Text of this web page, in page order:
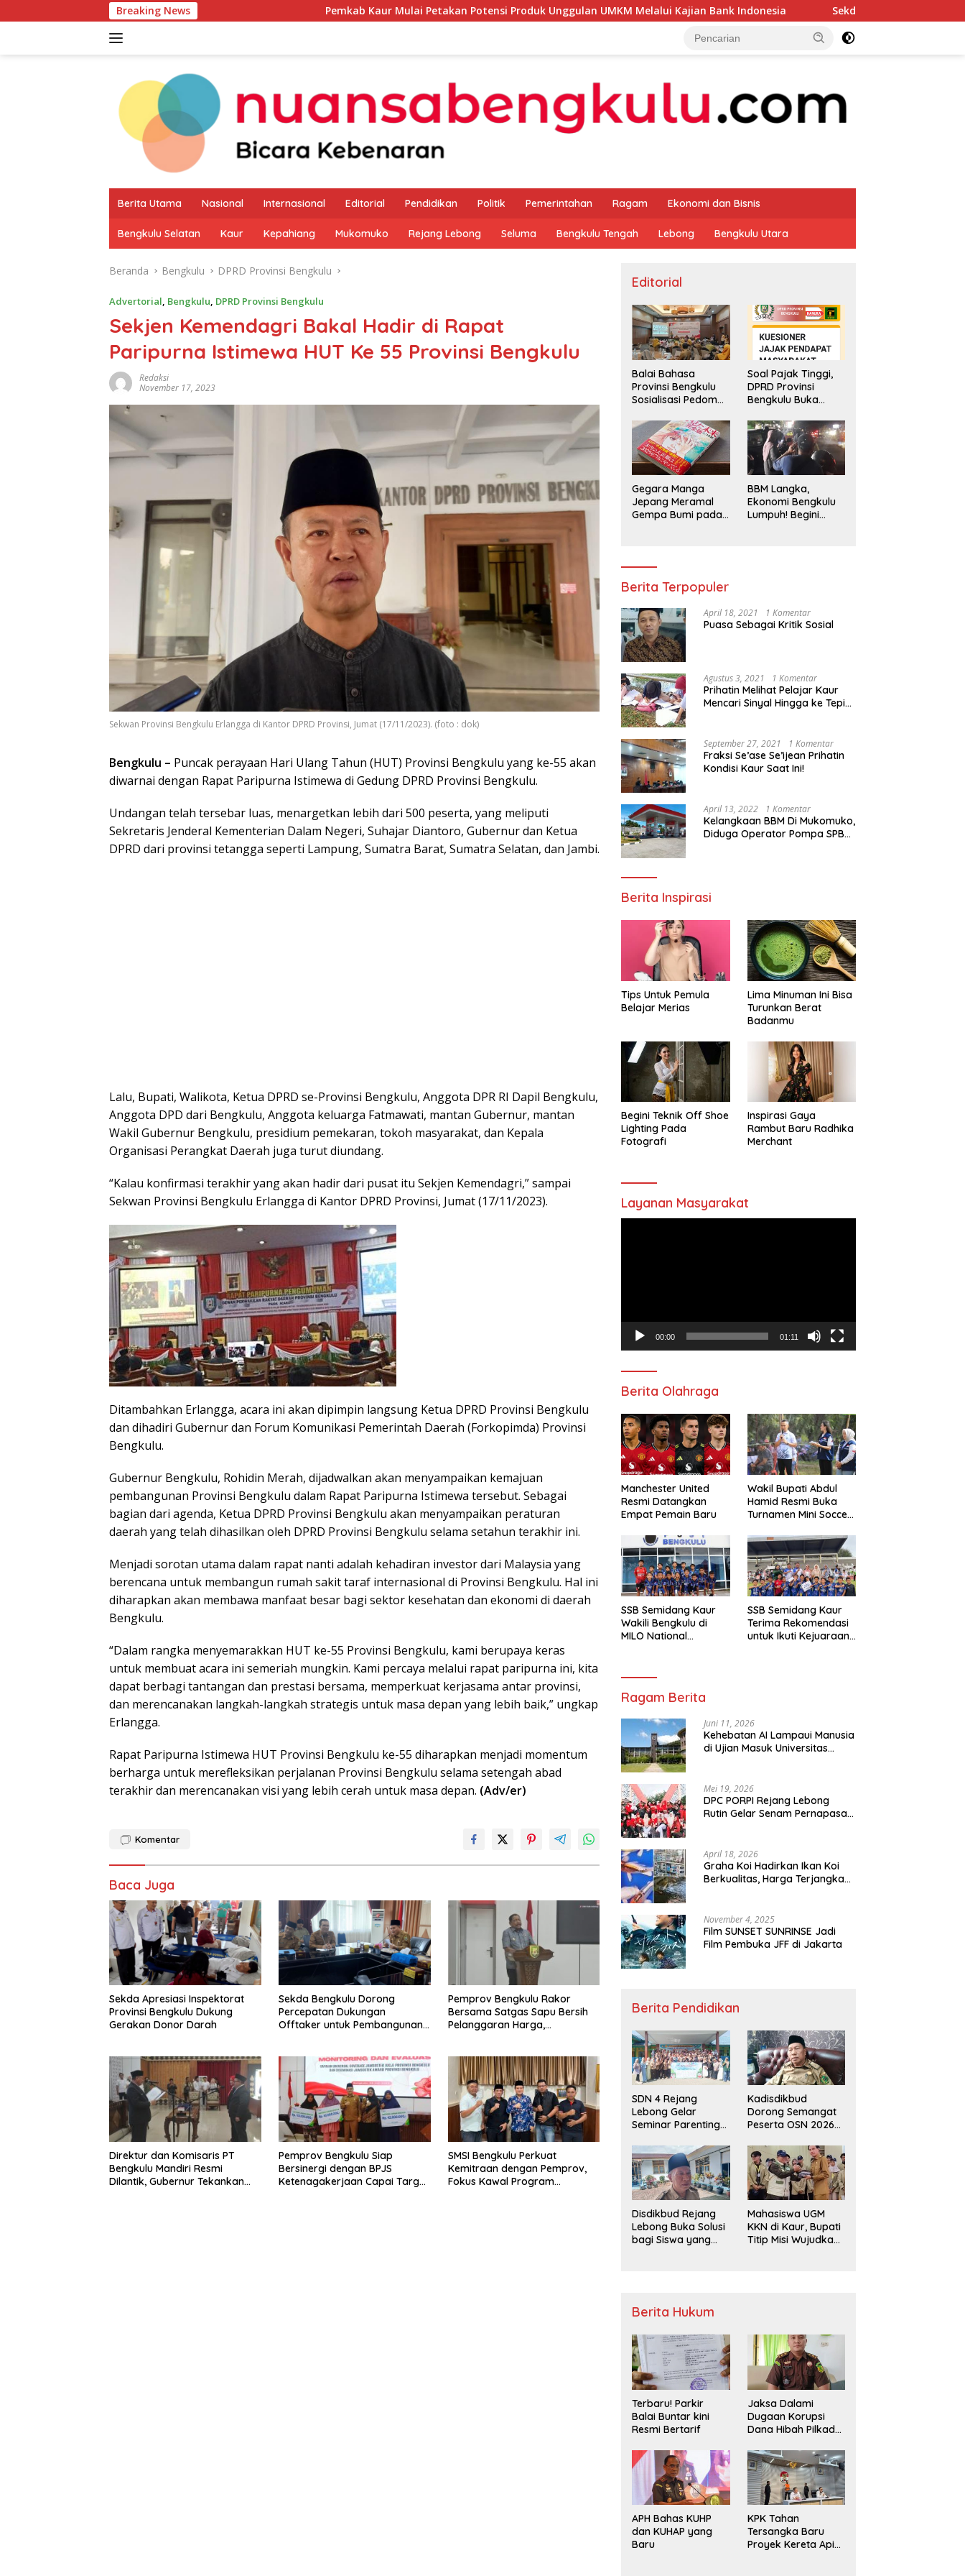
ke
Breaking News Pemkab Kaur Mulai Petakan Potensi Produk Unggulan UMKM Melalui Kajian Bank Indonesia Sekda Apresiasi Inspektorat Provinsi
Berita Utama Nasional Internasional Editorial Pendidikan Politik Pemerintahan Ragam Ekonomi dan Bisnis
Bengkulu Selatan Kaur Kepahiang Mukomuko Rejang Lebong Seluma Bengkulu Tengah Lebong Bengkulu Utara
Beranda Bengkulu DPRD Provinsi Bengkulu
Advertorial, Bengkulu, DPRD Provinsi Bengkulu
Sekjen Kemendagri Bakal Hadir di Rapat
Paripurna Istimewa HUT Ke 55 Provinsi Bengkulu
Redaksi
November 17, 2023
Sekwan Provinsi Bengkulu Erlangga di Kantor DPRD Provinsi, Jumat (17/11/2023). (foto : dok)
Bengkulu – Puncak perayaan Hari Ulang Tahun (HUT) Provinsi Bengkulu yang ke-55 akan
diwarnai dengan Rapat Paripurna Istimewa di Gedung DPRD Provinsi Bengkulu.
Undangan telah tersebar luas, menargetkan lebih dari 500 peserta, yang meliputi
Sekretaris Jenderal Kementerian Dalam Negeri, Suhajar Diantoro, Gubernur dan Ketua
DPRD dari provinsi tetangga seperti Lampung, Sumatra Barat, Sumatra Selatan, dan Jambi.
Lalu, Bupati, Walikota, Ketua DPRD se-Provinsi Bengkulu, Anggota DPR RI Dapil Bengkulu,
Anggota DPD dari Bengkulu, Anggota keluarga Fatmawati, mantan Gubernur, mantan
Wakil Gubernur Bengkulu, presidium pemekaran, tokoh masyarakat, dan Kepala
Organisasi Perangkat Daerah juga turut diundang.
“Kalau konfirmasi terakhir yang akan hadir dari pusat itu Sekjen Kemendagri,” sampai
Sekwan Provinsi Bengkulu Erlangga di Kantor DPRD Provinsi, Jumat (17/11/2023).
Ditambahkan Erlangga, acara ini akan dipimpin langsung Ketua DPRD Provinsi Bengkulu
dan dihadiri Gubernur dan Forum Komunikasi Pemerintah Daerah (Forkopimda) Provinsi
Bengkulu.
Gubernur Bengkulu, Rohidin Merah, dijadwalkan akan menyampaikan kemajuan
pembangunan Provinsi Bengkulu dalam Rapat Paripurna Istimewa tersebut. Sebagai
bagian dari agenda, Ketua DPRD Provinsi Bengkulu akan menyampaikan peraturan
daerah yang telah dihasilkan oleh DPRD Provinsi Bengkulu selama setahun terakhir ini.
Menjadi sorotan utama dalam rapat nanti adalah kehadiran investor dari Malaysia yang
berencana untuk membangun rumah sakit taraf internasional di Provinsi Bengkulu. Hal ini
diharapkan akan membawa manfaat besar bagi sektor kesehatan dan ekonomi di daerah
Bengkulu.
“Dalam rangka menyemarakkan HUT ke-55 Provinsi Bengkulu, kami berupaya keras
untuk membuat acara ini semeriah mungkin. Kami percaya melalui rapat paripurna ini, kita
dapat berbagi tantangan dan prestasi bersama, memperkuat kerjasama antar provinsi,
dan merencanakan langkah-langkah strategis untuk masa depan yang lebih baik,” ungkap
Erlangga.
Rapat Paripurna Istimewa HUT Provinsi Bengkulu ke-55 diharapkan menjadi momentum
berharga untuk merefleksikan perjalanan Provinsi Bengkulu selama setengah abad
terakhir dan merencanakan visi yang lebih cerah untuk masa depan. (Adv/er)
Komentar
Baca Juga
Sekda Apresiasi Inspektorat
Provinsi Bengkulu Dukung
Gerakan Donor Darah
Sekda Bengkulu Dorong
Percepatan Dukungan
Offtaker untuk Pembangunan
Pemprov Bengkulu Rakor
Bersama Satgas Sapu Bersih
Pelanggaran Harga,
Sorotan
Direktur dan Komisaris PT
Bengkulu Mandiri Resmi
Dilantik, Gubernur Tekankan
Pemprov Bengkulu Siap
Bersinergi dengan BPJS
Ketenagakerjaan Capai Target
SMSI Bengkulu Perkuat
Kemitraan dengan Pemprov,
Fokus Kawal Program
Editorial
Balai Bahasa
Provinsi Bengkulu
Sosialisasi Pedoman
Penggunaan
Bahasa Indonesia
Soal Pajak Tinggi,
DPRD Provinsi
Bengkulu Buka
Pengaduan
Masyarakat
Gegara Manga
Jepang Meramal
Gempa Bumi pada
BBM Langka,
Ekonomi Bengkulu
Lumpuh! Begini
Berita Terpopuler
April 18, 2021 1 Komentar
Puasa Sebagai Kritik Sosial
Agustus 3, 2021 1 Komentar
Prihatin Melihat Pelajar Kaur
Mencari Sinyal Hingga ke Tepi
Segera Bertindak
September 27, 2021 1 Komentar
Fraksi Se’ase Se’ijean Prihatin
Kondisi Kaur Saat Ini!
April 13, 2022 1 Komentar
Kelangkaan BBM Di Mukomuko,
Diduga Operator Pompa SPBU
Berita Inspirasi
Tips Untuk Pemula
Belajar Merias
Lima Minuman Ini Bisa
Turunkan Berat
Badanmu
Begini Teknik Off Shoe
Lighting Pada
Fotografi
Inspirasi Gaya
Rambut Baru Radhika
Merchant
Layanan Masyarakat
00:00 01:11
Berita Olahraga
Manchester United
Resmi Datangkan
Empat Pemain Baru
Wakil Bupati Abdul
Hamid Resmi Buka
Turnamen Mini Soccer
SSB Semidang Kaur
Wakili Bengkulu di
MILO National
SSB Semidang Kaur
Terima Rekomendasi
untuk Ikuti Kejuaraan
Ragam Berita
Juni 11, 2026
Kehebatan AI Lampaui Manusia
di Ujian Masuk Universitas
Mei 19, 2026
DPC PORPI Rejang Lebong
Rutin Gelar Senam Pernapasan
April 18, 2026
Graha Koi Hadirkan Ikan Koi
Berkualitas, Harga Terjangkau
November 4, 2025
Film SUNSET SUNRINSE Jadi
Film Pembuka JFF di Jakarta
Berita Pendidikan
SDN 4 Rejang
Lebong Gelar
Seminar Parenting
Bullying,
Kadisdikbud: Patut
Jadi Contoh
Kadisdikbud
Dorong Semangat
Peserta OSN 2026
Disdikbud Rejang
Lebong Buka Solusi
bagi Siswa yang
Mahasiswa UGM
KKN di Kaur, Bupati
Titip Misi Wujudkan
Berita Hukum
Terbaru! Parkir
Balai Buntar kini
Resmi Bertarif
Jaksa Dalami
Dugaan Korupsi
Dana Hibah Pilkada
Kaur
APH Bahas KUHP
dan KUHAP yang
Baru
KPK Tahan
Tersangka Baru
Proyek Kereta Api